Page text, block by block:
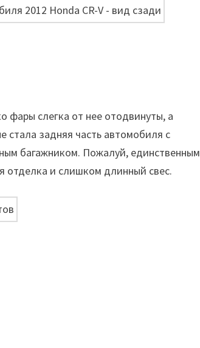
фары слегка от нее отодвинуты, а
стала задняя часть автомобиля с
багажником. Пожалуй, единственным
отделка и слишком длинный свес.